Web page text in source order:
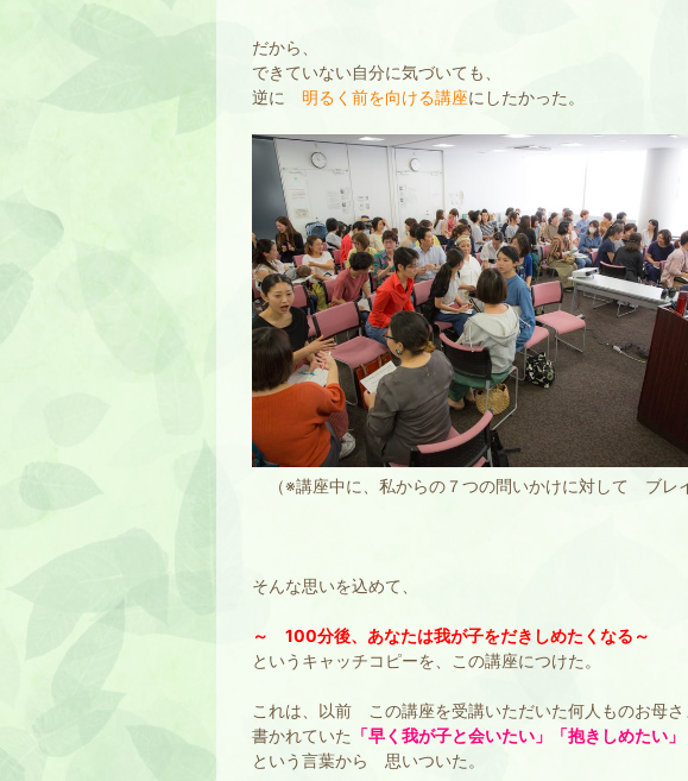
だから、
できていない自分に気づいても、
逆に 明るく前を向ける講座にしたかった。
（※講座中に、私からの７つの問いかけに対して ブレ
そんな思いを込めて、
～ 100分後、あなたは我が子をだきしめたくなる～
というキャッチコピーを、この講座につけた。
これは、以前 この講座を受講いただいた何人ものお母さ
書かれていた 「早く我が子と会いたい」「抱きしめたい」
という言葉から 思いついた。